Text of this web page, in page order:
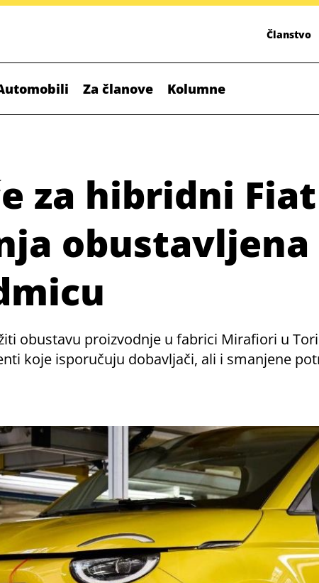
Članstvo
Za članove Kolumne
za hibridni Fiat
obustavljena
obustavu proizvodnje u fabrici Mirafiori u
koje isporučuju dobavljači, ali i smanjene